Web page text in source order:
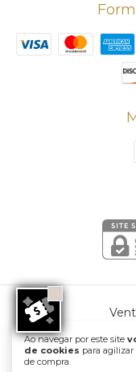
Ao navegar por este site
de cookies para
de compra.
©2026. Roby Lustres -